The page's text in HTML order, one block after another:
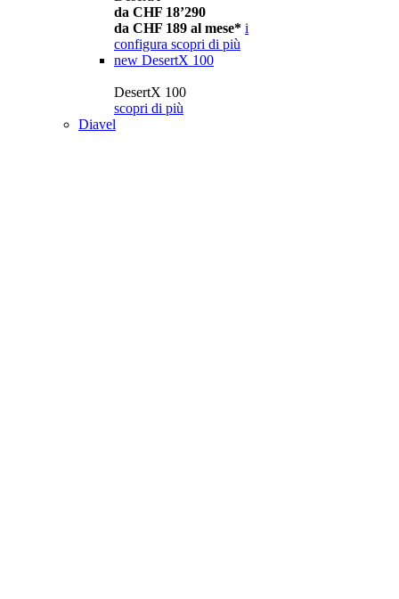
da CHF 18’290
da CHF 189 al mese* i
configura scopri di più
new DesertX 100
DesertX 100
scopri di più
Diavel